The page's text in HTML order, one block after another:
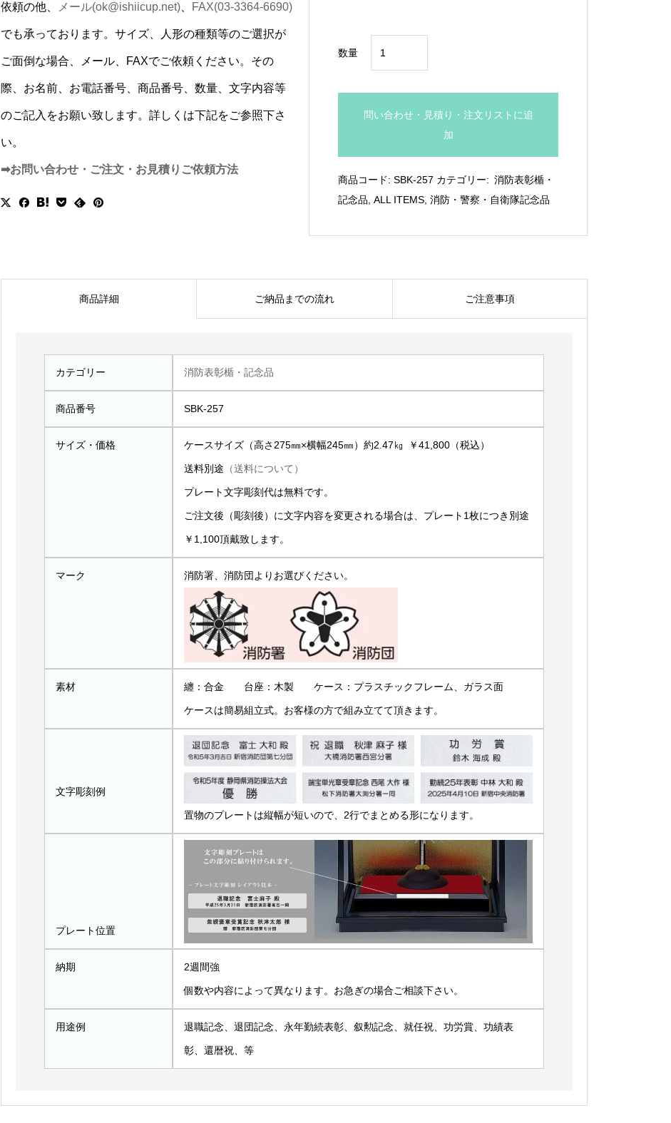
依頼の他、 メール(ok@ishiicup.net) FAX(03-3364-6690)
でも承っております。サイズ、人形の種類等のご選択が
ご面倒な場合、メール、FAXでご依頼ください。その
際、お名前、お電話番号、商品番号、数量、文字内容等
のご記入をお願い致します。詳しくは下記をご参照下さ
い。
➡お問い合わせ・ご注文・お見積りご依頼方法
数量
物：
SBK-
問い合わせ・見積り・注文リストに追
加
商品コード:SBK-257 カテゴリー: 消防表彰楯・
記念品,ALL ITEMS,消防・警察・自衛隊記念品
商品詳細 ご納品までの流れ ご注意事項
カテゴリー 消防表彰楯・記念品
商品番号 SBK-257
サイズ・価格 ケースサイズ（高さ275㎜×横幅245㎜）約2.47㎏ ￥41,800（税込）
送料別途 （送料について）
プレート文字彫刻代は無料です。
ご注文後（彫刻後）に文字内容を変更される場合は、プレート1枚につき別途
￥1,100頂戴致します。
マーク 消防署、消防団よりお選びください。
素材 纏：合金 台座：木製 ケース：プラスチックフレーム、ガラス面
ケースは簡易組立式。お客様の方で組み立てて頂きます。
文字彫刻例
置物のプレートは縦幅が短いので、2行でまとめる形になります。
プレート位置
納期 2週間強
個数や内容によって異なります。お急ぎの場合ご相談下さい。
用途例 退職記念、退団記念、永年勤続表彰、叙勲記念、就任祝、功労賞、功績表
彰、還暦祝、等